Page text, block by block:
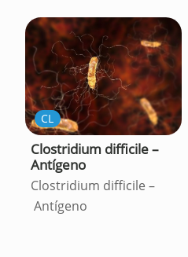
CL
Clostridium difficile –
Antígeno
Clostridium difficile –
Antígeno